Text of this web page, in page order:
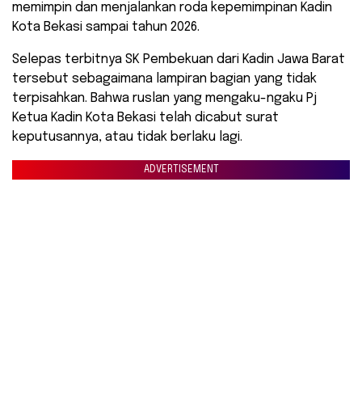
memimpin dan menjalankan roda kepemimpinan Kadin
Kota Bekasi sampai tahun 2026.
Selepas terbitnya SK Pembekuan dari Kadin Jawa Barat
tersebut sebagaimana lampiran bagian yang tidak
terpisahkan. Bahwa ruslan yang mengaku-ngaku Pj
Ketua Kadin Kota Bekasi telah dicabut surat
keputusannya, atau tidak berlaku lagi.
ADVERTISEMENT